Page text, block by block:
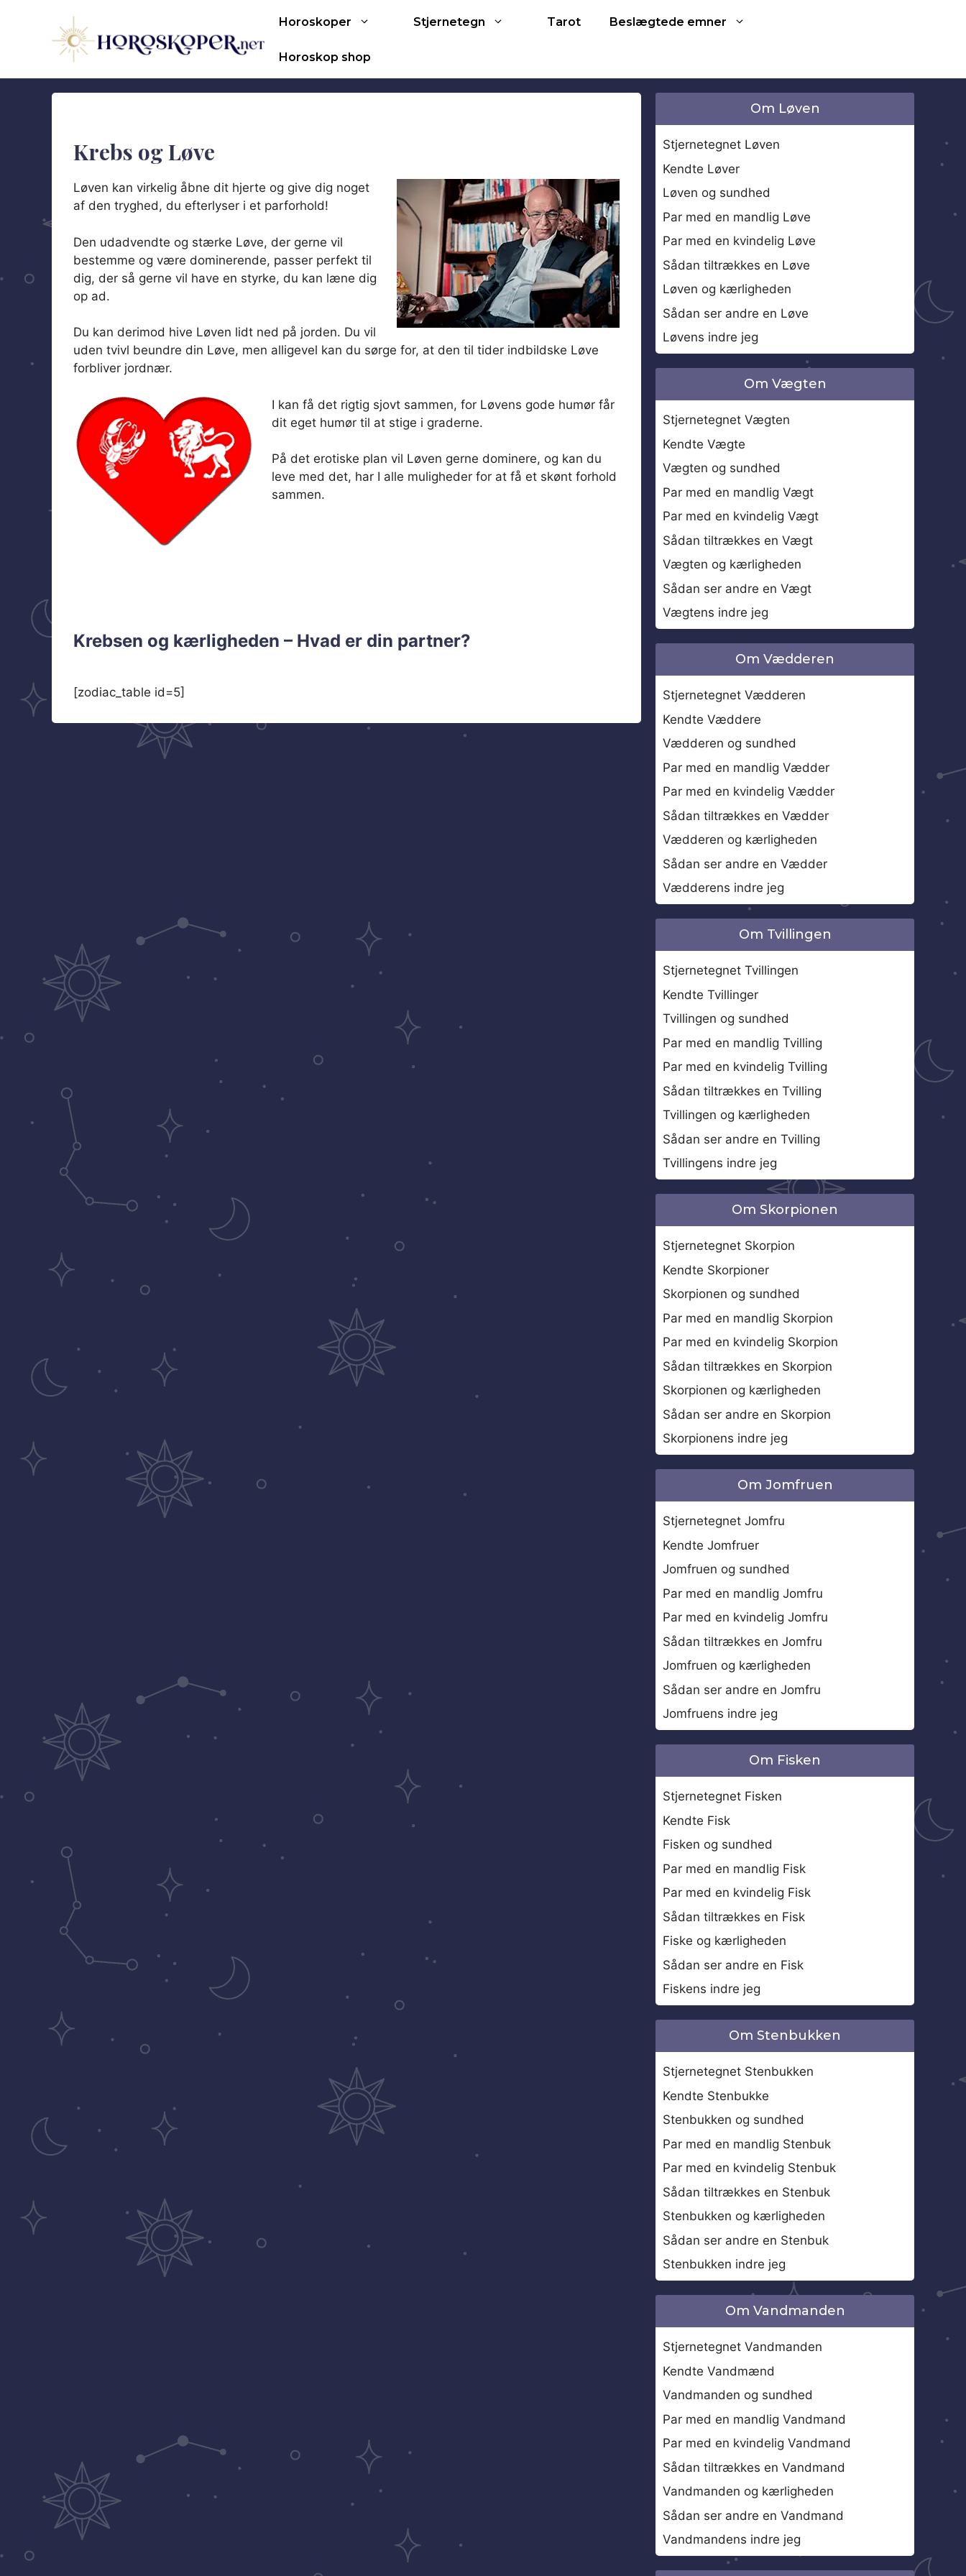
Horoskoper Stjernetegn Tarot Beslægtede emner
Horoskop shop
Krebs og Løve
Løven kan virkelig åbne dit hjerte og give dig noget
af den tryghed, du efterlyser i et parforhold!
Den udadvendte og stærke Løve, der gerne vil
bestemme og være dominerende, passer perfekt til
dig, der så gerne vil have en styrke, du kan læne dig
op ad.
Du kan derimod hive Løven lidt ned på jorden. Du vil
uden tvivl beundre din Løve, men alligevel kan du sørge for, at den til tider indbildske Løve
forbliver jordnær.
I kan få det rigtig sjovt sammen, for Løvens gode humør får
dit eget humør til at stige i graderne.
På det erotiske plan vil Løven gerne dominere, og kan du
leve med det, har I alle muligheder for at få et skønt forhold
sammen.
Krebsen og kærligheden – Hvad er din partner?
[zodiac_table id=5]
Om Løven
Stjernetegnet Løven
Kendte Løver
Løven og sundhed
Par med en mandlig Løve
Par med en kvindelig Løve
Sådan tiltrækkes en Løve
Løven og kærligheden
Sådan ser andre en Løve
Løvens indre jeg
Om Vægten
Stjernetegnet Vægten
Kendte Vægte
Vægten og sundhed
Par med en mandlig Vægt
Par med en kvindelig Vægt
Sådan tiltrækkes en Vægt
Vægten og kærligheden
Sådan ser andre en Vægt
Vægtens indre jeg
Om Vædderen
Stjernetegnet Vædderen
Kendte Væddere
Vædderen og sundhed
Par med en mandlig Vædder
Par med en kvindelig Vædder
Sådan tiltrækkes en Vædder
Vædderen og kærligheden
Sådan ser andre en Vædder
Vædderens indre jeg
Om Tvillingen
Stjernetegnet Tvillingen
Kendte Tvillinger
Tvillingen og sundhed
Par med en mandlig Tvilling
Par med en kvindelig Tvilling
Sådan tiltrækkes en Tvilling
Tvillingen og kærligheden
Sådan ser andre en Tvilling
Tvillingens indre jeg
Om Skorpionen
Stjernetegnet Skorpion
Kendte Skorpioner
Skorpionen og sundhed
Par med en mandlig Skorpion
Par med en kvindelig Skorpion
Sådan tiltrækkes en Skorpion
Skorpionen og kærligheden
Sådan ser andre en Skorpion
Skorpionens indre jeg
Om Jomfruen
Stjernetegnet Jomfru
Kendte Jomfruer
Jomfruen og sundhed
Par med en mandlig Jomfru
Par med en kvindelig Jomfru
Sådan tiltrækkes en Jomfru
Jomfruen og kærligheden
Sådan ser andre en Jomfru
Jomfruens indre jeg
Om Fisken
Stjernetegnet Fisken
Kendte Fisk
Fisken og sundhed
Par med en mandlig Fisk
Par med en kvindelig Fisk
Sådan tiltrækkes en Fisk
Fiske og kærligheden
Sådan ser andre en Fisk
Fiskens indre jeg
Om Stenbukken
Stjernetegnet Stenbukken
Kendte Stenbukke
Stenbukken og sundhed
Par med en mandlig Stenbuk
Par med en kvindelig Stenbuk
Sådan tiltrækkes en Stenbuk
Stenbukken og kærligheden
Sådan ser andre en Stenbuk
Stenbukken indre jeg
Om Vandmanden
Stjernetegnet Vandmanden
Kendte Vandmænd
Vandmanden og sundhed
Par med en mandlig Vandmand
Par med en kvindelig Vandmand
Sådan tiltrækkes en Vandmand
Vandmanden og kærligheden
Sådan ser andre en Vandmand
Vandmandens indre jeg